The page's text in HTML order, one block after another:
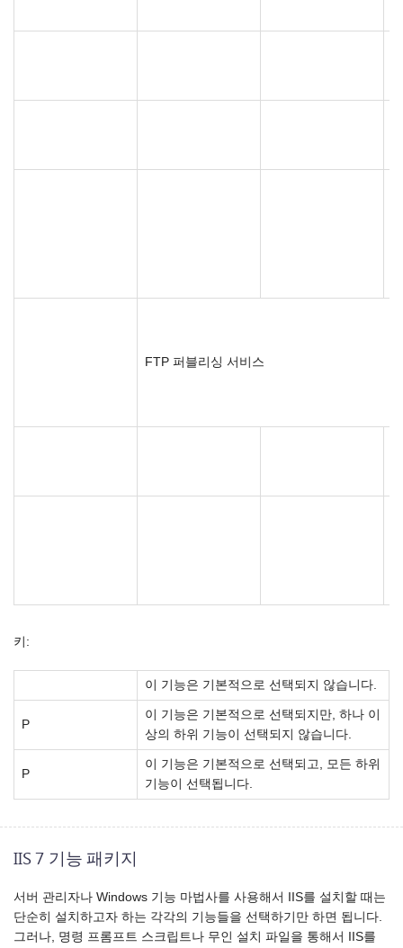
FTP 퍼블리싱 서비스
키:
이 기능은 기본적으로 선택되지 않습니다.
P
이 기능은 기본적으로 선택되지만, 하나 이
상의 하위 기능이 선택되지 않습니다.
P
이 기능은 기본적으로 선택되고, 모든 하위
기능이 선택됩니다.
IIS 7 기능 패키지
서버 관리자나 Windows 기능 마법사를 사용해서 IIS를 설치할 때는
단순히 설치하고자 하는 각각의 기능들을 선택하기만 하면 됩니다.
그러나, 명령 프롬프트 스크립트나 무인 설치 파일을 통해서 IIS를